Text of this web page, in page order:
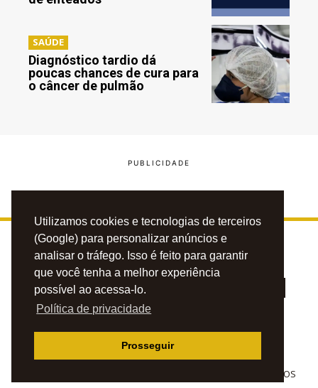
Utilizamos cookies e tecnologias de terceiros
(Google) para personalizar anúncios e
analisar o tráfego. Isso é feito para garantir
que você tenha a melhor experiência
possível ao acessa-lo.
Política de privacidade
Prosseguir
SAÚDE
Diagnóstico tardio dá
poucas chances de cura para
o câncer de pulmão
PRIVACIDADE CONTATO
© 2023 BLOG DO CAFÉZINHO. TODOS OS DIREITOS RESERVADOS